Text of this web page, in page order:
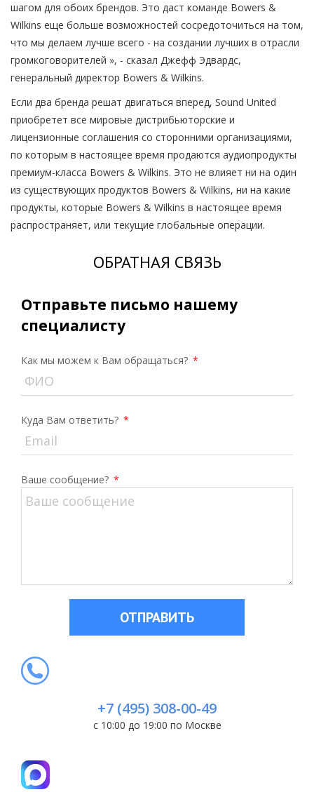
шагом для обоих брендов. Это даст команде Bowers &
Wilkins еще больше возможностей сосредоточиться на том,
что мы делаем лучше всего - на создании лучших в отрасли
громкоговорителей », - сказал Джефф Эдвардс,
генеральный директор Bowers & Wilkins.
Если два бренда решат двигаться вперед, Sound United
приобретет все мировые дистрибьюторские и
лицензионные соглашения со сторонними организациями,
по которым в настоящее время продаются аудиопродукты
премиум-класса Bowers & Wilkins. Это не влияет ни на один
из существующих продуктов Bowers & Wilkins, ни на какие
продукты, которые Bowers & Wilkins в настоящее время
распространяет, или текущие глобальные операции.
ОБРАТНАЯ СВЯЗЬ
Отправьте письмо нашему
специалисту
Как мы можем к Вам обращаться? *
Куда Вам ответить? *
Ваше сообщение? *
ОТПРАВИТЬ
+7 (495) 308-00-49
с 10:00 до 19:00 по Москве